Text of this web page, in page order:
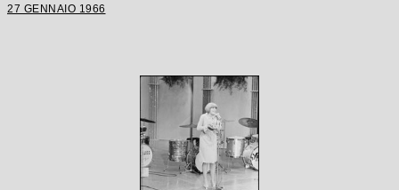
27 GENNAIO 1966